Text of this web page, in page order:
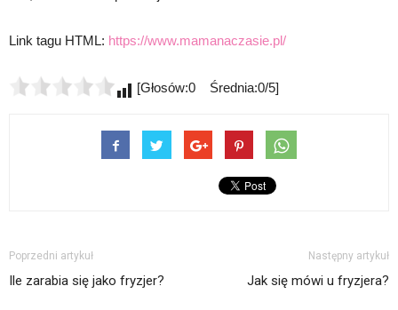
Link tagu HTML: https://www.mamanaczasie.pl/
[Głosów:0 Średnia:0/5]
Poprzedni artykuł
Ile zarabia się jako fryzjer?
Następny artykuł
Jak się mówi u fryzjera?